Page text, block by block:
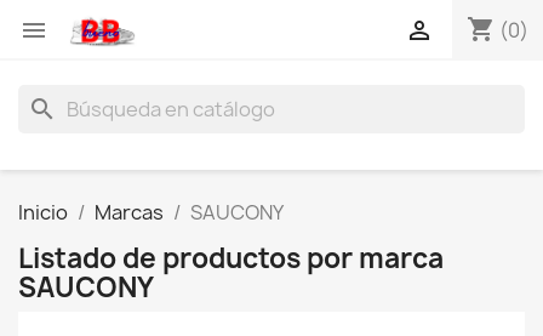
 shopping_cart (0)

search
Inicio Marcas SAUCONY
Listado de productos por marca
SAUCONY